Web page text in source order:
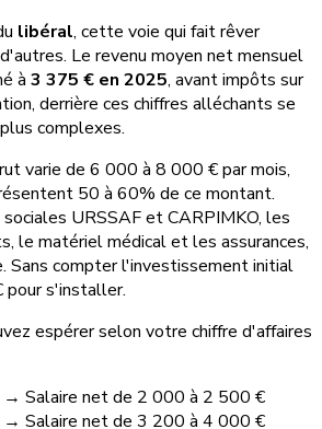
libéral, cette voie qui fait rêver
Le revenu moyen net mensuel
à 3 375 € en 2025, avant impôts sur
derrière ces chiffres alléchants se
complexes.
varie de 6 000 à 8 000 € par mois,
50 à 60% de ce montant.
URSSAF et CARPIMKO, les
le matériel médical et les assurances,
Sans compter l'investissement initial
s'installer.
espérer selon votre chiffre d'affaires
Salaire net de 2 000 à 2 500 €
Salaire net de 3 200 à 4 000 €